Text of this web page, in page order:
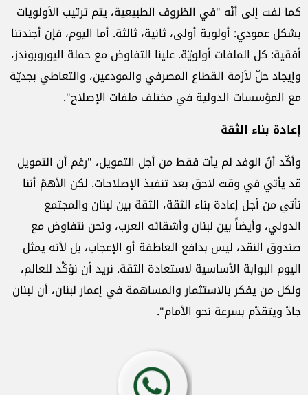
كما لفت إلى أنّه "في الظروف الطبيعية، يتم ترتيب الأولويات
بشكل عمودي: أولوية أولى، ثانية، ثالثة. أما اليوم، فإن أجندتنا
أفقية: كل الملفات أولويّة. علينا التفاوض مع حملة اليوروبوندز،
وإيجاد حلّ لأزمة القطاع المصرفي والمودعين، والتعاطي بجديّة
مع المؤسسات الدولية في مختلف ملفات الإصلاح".
إعادة بناء الثقة
وأكّد أنّ الوفد لم يأت فقط من أجل التمويل، "رغم أن التمويل
قد يأتي في وقت لاحق بعد تنفيذ الإصلاحات. لكن الأهمّ أننا
نأتي من أجل إعادة بناء الثقة، الثقة بين لبنان والمجتمع
الدولي، وأيضاً بين لبنان وأشقائه العرب، ونحن نتفاوض مع
صندوق النقد، ليس بدافع العاطفة أو الإعجاب، بل لأنه يمثل
اليوم البوابة الأساسية لاستعادة الثقة. نريد أن نؤكّد للعالم،
ولكل من يفكر بالاستثمار والمساهمة في إعمار لبنان، أن لبنان
جادّ ويتقدّم بسرعة نحو الأمام".